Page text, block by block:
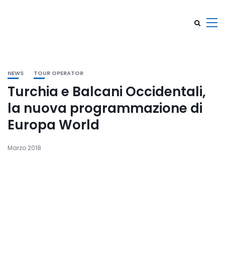
NEWS TOUR OPERATOR
Turchia e Balcani Occidentali,
la nuova programmazione di
Europa World
Marzo 2018